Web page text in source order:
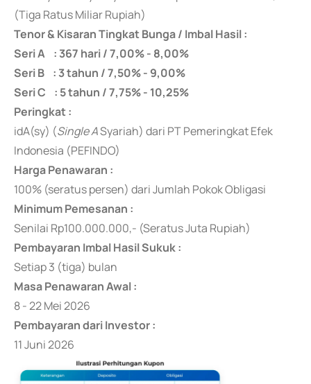
(Tiga Ratus Miliar Rupiah)
Tenor & Kisaran Tingkat Bunga / Imbal Hasil :
Seri A : 367 hari / 7,00% - 8,00%
Seri B : 3 tahun / 7,50% - 9,00%
Seri C : 5 tahun / 7,75% - 10,25%
Peringkat :
idA(sy) (Single ASyariah) dari PT Pemeringkat Efek
Indonesia (PEFINDO)
Harga Penawaran :
100% (seratus persen) dari Jumlah Pokok Obligasi
Minimum Pemesanan :
Senilai Rp100.000.000,- (Seratus Juta Rupiah)
Pembayaran Imbal Hasil Sukuk :
Setiap 3 (tiga) bulan
Masa Penawaran Awal :
8 - 22 Mei 2026
Pembayaran dari Investor :
11 Juni 2026